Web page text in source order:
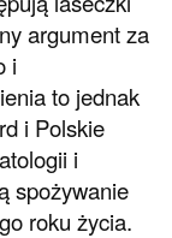
argument za
i
to jednak
i Polskie
i
spożywanie
roku życia.